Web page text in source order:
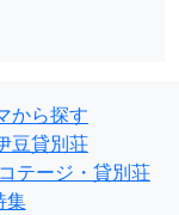
から探す
豆貸別荘
テージ・貸別荘
集